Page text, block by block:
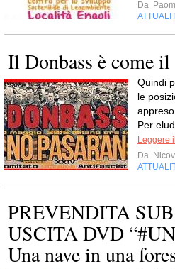
Da
Il Donbass è come
Quindi
le
Per
Leggere
Da
PREVENDITA
USCITA DVD
Una nave in una